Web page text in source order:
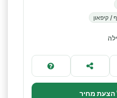
/ קיפאון
הצעת מחיר